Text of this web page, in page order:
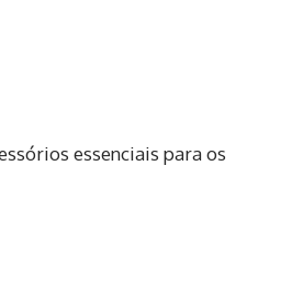
essenciais para os